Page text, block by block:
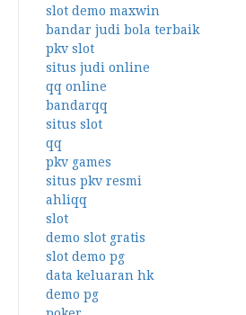
slot demo maxwin
bandar judi bola terbaik
pkv slot
situs judi online
qq online
bandarqq
situs slot
qq
pkv games
situs pkv resmi
ahliqq
slot
demo slot gratis
slot demo pg
data keluaran hk
demo pg